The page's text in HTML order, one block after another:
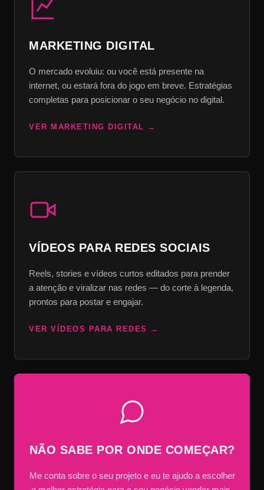
MARKETING DIGITAL
O mercado evoluiu: ou você está presente na
internet, ou estará fora do jogo em breve. Estratégias
completas para posicionar o seu negócio no digital.
VER MARKETING DIGITAL
VÍDEOS PARA REDES SOCIAIS
Reels, stories e vídeos curtos editados para prender
a atenção e viralizar nas redes — do corte à legenda,
prontos para postar e engajar.
VER VÍDEOS PARA REDES
NÃO SABE POR ONDE COMEÇAR?
Me conta sobre o seu projeto e eu te ajudo a escolher